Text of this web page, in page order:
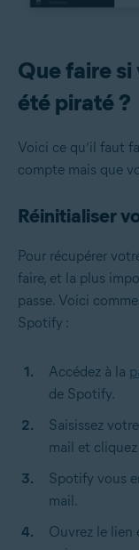
Que faire
été piraté ?
Voici ce qu’il faut
compte mais que
Réinitialiser
Pour récupérer
faire, et la plus
passe. Voici
Spotify :
Accédez à la
de Spotify.
Saisissez
mail et
Spotify vous
mail.
Ouvrez le lien